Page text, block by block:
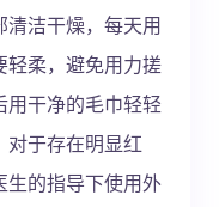
洁干燥，每天用
轻柔，避免用力搓
干净的毛巾轻轻
于存在明显红
生的指导下使用外